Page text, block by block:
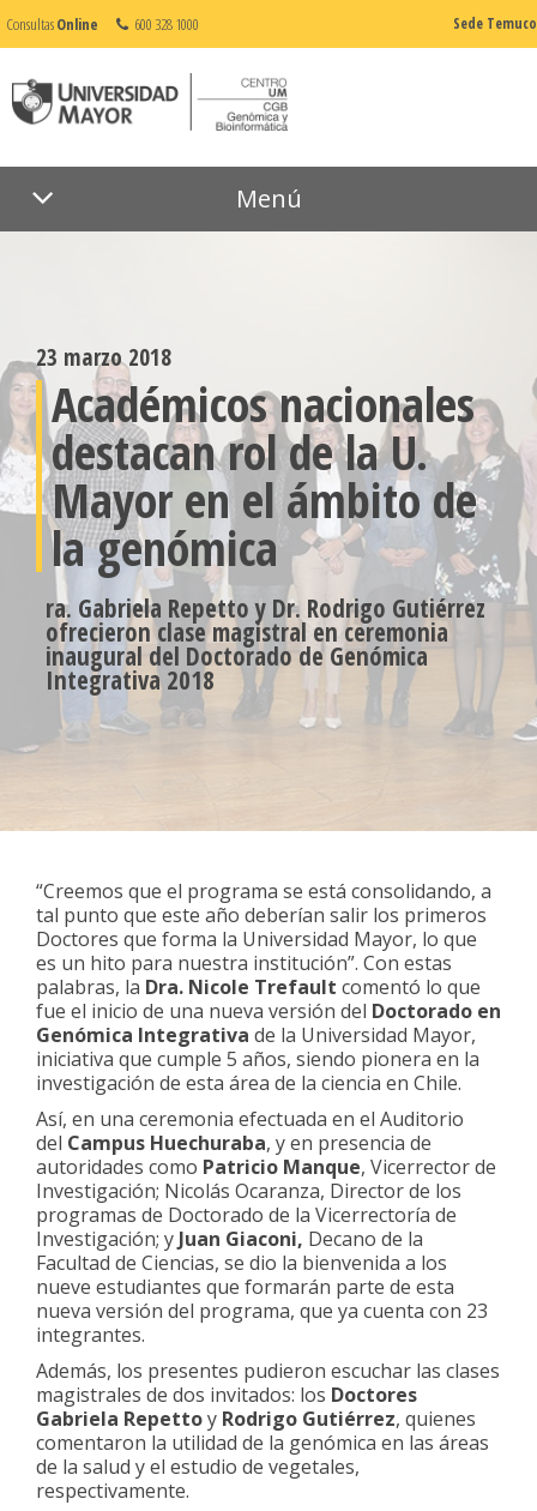
ConsultasOnline 600 328 1000 Sede Temuco
Menú
23 marzo 2018
Académicos nacionales
destacan rol de la U.
Mayor en el ámbito de
la genómica
ra. Gabriela Repetto y Dr. Rodrigo Gutiérrez
ofrecieron clase magistral en ceremonia
inaugural del Doctorado de Genómica
Integrativa 2018
“Creemos que el programa se está consolidando, a
tal punto que este año deberían salir los primeros
Doctores que forma la Universidad Mayor, lo que
es un hito para nuestra institución”. Con estas
palabras, la Dra. Nicole Trefault comentó lo que
fue el inicio de una nueva versión del Doctorado en
Genómica Integrativa de la Universidad Mayor,
iniciativa que cumple 5 años, siendo pionera en la
investigación de esta área de la ciencia en Chile.
Así, en una ceremonia efectuada en el Auditorio
del Campus Huechuraba, y en presencia de
autoridades como Patricio Manque, Vicerrector de
Investigación; Nicolás Ocaranza, Director de los
programas de Doctorado de la Vicerrectoría de
Investigación; y Juan Giaconi, Decano de la
Facultad de Ciencias, se dio la bienvenida a los
nueve estudiantes que formarán parte de esta
nueva versión del programa, que ya cuenta con 23
integrantes.
Además, los presentes pudieron escuchar las clases
magistrales de dos invitados: los Doctores
Gabriela Repettoy Rodrigo Gutiérrez, quienes
comentaron la utilidad de la genómica en las áreas
de la salud y el estudio de vegetales,
respectivamente.